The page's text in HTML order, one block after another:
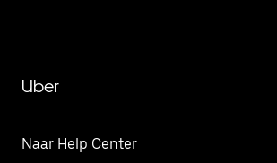
Uber
Naar Help Center